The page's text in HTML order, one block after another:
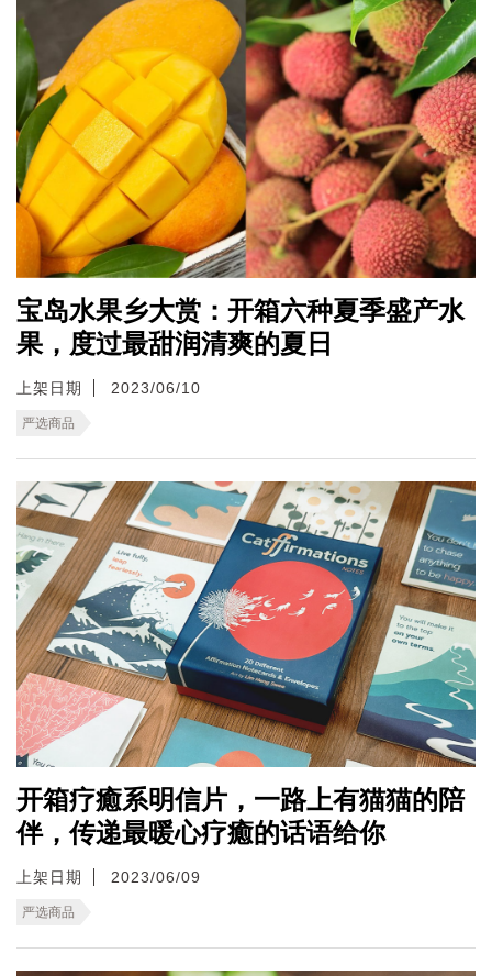
宝岛水果乡大赏：开箱六种夏季盛产水
果，度过最甜润清爽的夏日
上架日期 2023/06/10
严选商品
开箱疗癒系明信片，一路上有猫猫的陪
伴，传递最暖心疗癒的话语给你
上架日期 2023/06/09
严选商品